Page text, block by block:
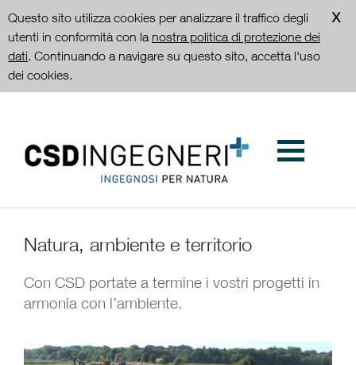
Questo sito utilizza cookies per analizzare il traffico degli
utenti in conformità con la nostra politica di protezione dei
dati. Continuando a navigare su questo sito, accetta l'uso
dei cookies.
Natura, ambiente e territorio
Con CSD portate a termine i vostri progetti in
armonia con l’ambiente.